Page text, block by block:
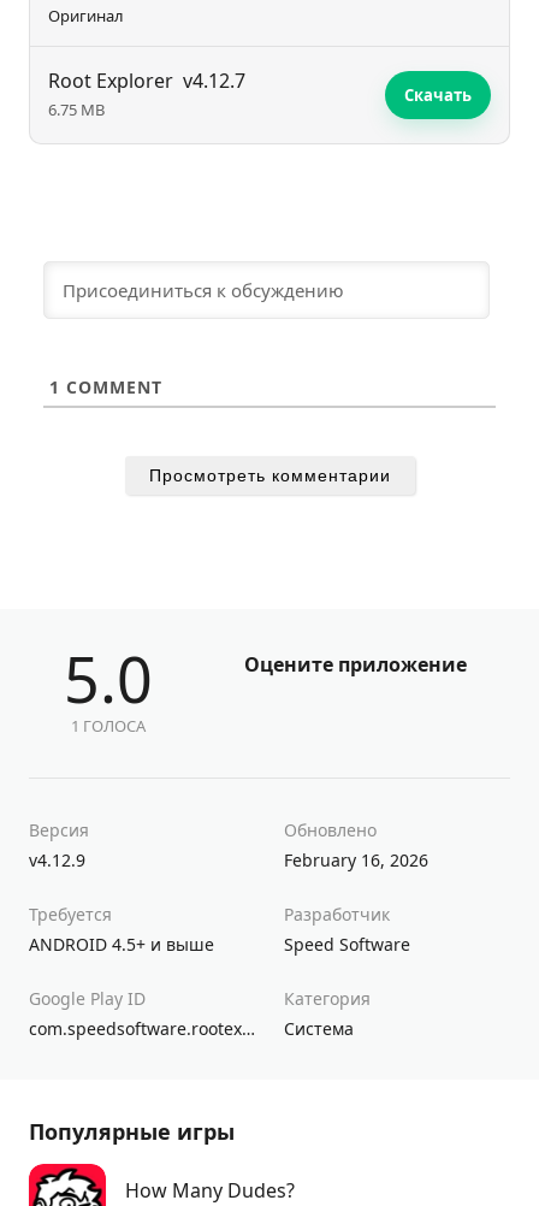
Оригинал
Root Explorer v4.12.7
6.75 MB
Скачать
1 COMMENT
Просмотреть комментарии
5.0
1 ГОЛОСА
Оцените приложение
Версия
v4.12.9
Обновлено
February 16, 2026
Требуется
ANDROID 4.5+ и выше
Разработчик
Speed Software
Google Play ID
com.speedsoftware.rootexplorer
Категория
Система
Популярные игры
How Many Dudes?